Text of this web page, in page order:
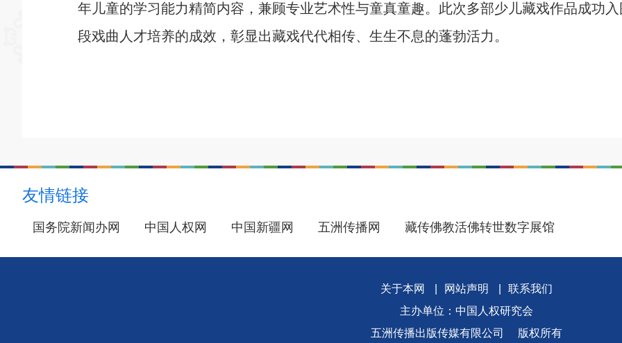
年儿童的学习能力精简内容，兼顾专业艺术性与童真童趣。此次多部少儿藏戏作品成功
段戏曲人才培养的成效，彰显出藏戏代代相传、生生不息的蓬勃活力。
友情链接
国务院新闻办网 中国人权网 中国新疆网 五洲传播网 藏传佛教活佛转世数字展馆
关于本网 网站声明
联系我们
主办单位：中国人权研究会
五洲传播出版传媒有限公司
版权所有